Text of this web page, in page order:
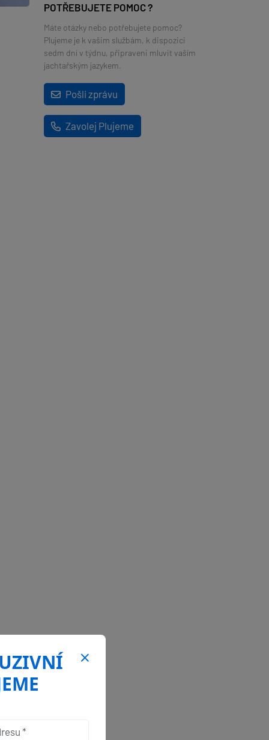
POTŘEBUJETE POMOC ?
Máte otázky nebo potřebujete pomoc?
Plujeme je k vašim službám, k dispozici
sedm dní v týdnu, připraveni mluvit vaším
jachtařským jazykem.
Pošli zprávu
Zavolej Plujeme